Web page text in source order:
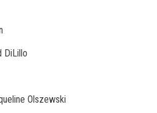
DiLillo
Olszewski